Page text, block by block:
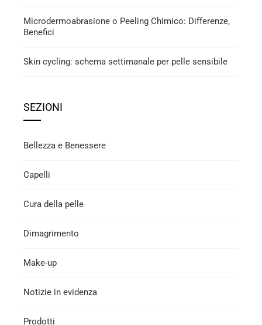
Microdermoabrasione o Peeling Chimico: Differenze,
Benefici
Skin cycling: schema settimanale per pelle sensibile
SEZIONI
Bellezza e Benessere
Capelli
Cura della pelle
Dimagrimento
Make-up
Notizie in evidenza
Prodotti